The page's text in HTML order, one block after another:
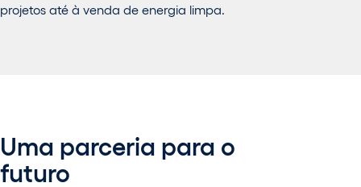
projetos até à venda de energia limpa.
Uma parceria para o
futuro